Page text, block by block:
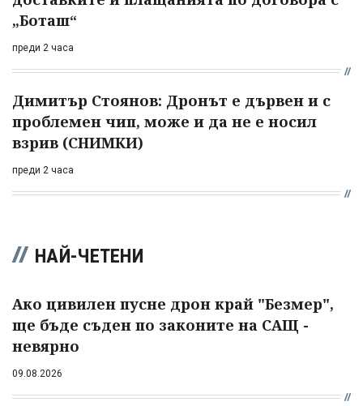
„Боташ“
преди 2 часа
Димитър Стоянов: Дронът е дървен и с
проблемен чип, може и да не е носил
взрив (СНИМКИ)
преди 2 часа
НАЙ-ЧЕТЕНИ
Ако цивилен пусне дрон край "Безмер",
ще бъде съден по законите на САЩ -
невярно
09.08.2026